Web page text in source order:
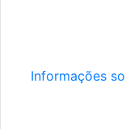
Informações